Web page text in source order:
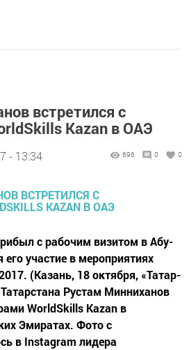
встретился с
Kazan в ОАЭ
- 13:34 696 0 0
с рабочим визитом в Абу-
его участие в мероприятиях
(Казань, 18 октября, «Татар-
Рустам Минниханов
WorldSkills Kazan в
Эмиратах. Фото с
в Instagram лидера